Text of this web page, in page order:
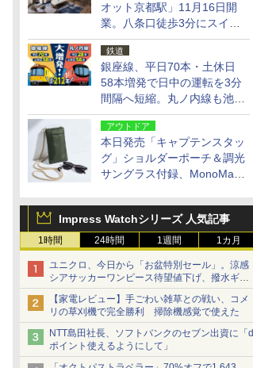
オット京都駅」11月16日開
業。八条口徒歩3分にスイー
ト含む全270室、ダイニング
も併設
鉄道
銀座線、平日70本・土休日
58本増発で日中の運転を3分
間隔へ短縮。丸ノ内線も池袋
～中野坂上を4分間隔に
アウトドア
本日発売「キャプテンスタッ
グ」ショルダーポーチ＆調光
サングラス付録、MonoMax
Impress Watchシリーズ 人気記事
1時間 24時間 1週間 1カ月
ユニクロ、今日から「お盆特別セール」。涼感
シアサッカーワンピース待望値下げ、撥水ギア
ショーツは1990円に
【家電レビュー】手ごわい雑草との戦い、コメ
リの草刈機で完全勝利 掃除機感覚で使えた
NTT島田社長、ソフトバンクのセブン出資に「d
ポイント使えるようにして」